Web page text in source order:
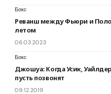
Бокс
Реванш между Фьюри и
летом
06.03.2023
Бокс
Джошуа: Когда Усик,
пусть позвонят
09.12.2019